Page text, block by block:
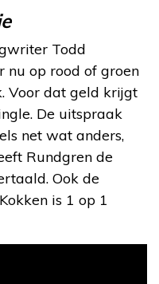
Todd
nu op rood of groen
Voor dat geld krijgt
De uitspraak
net wat anders,
Rundgren de
Ook de
is 1 op 1